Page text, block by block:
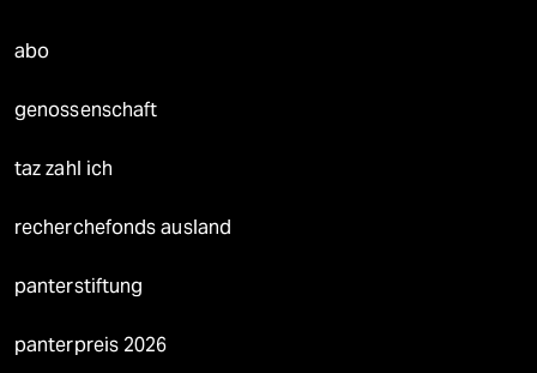
abo
genossenschaft
taz zahl ich
recherchefonds ausland
panterstiftung
panterpreis 2026